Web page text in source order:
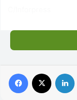
Facebook